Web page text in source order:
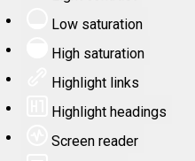
Low saturation
High saturation
Highlight links
Highlight headings
Screen reader